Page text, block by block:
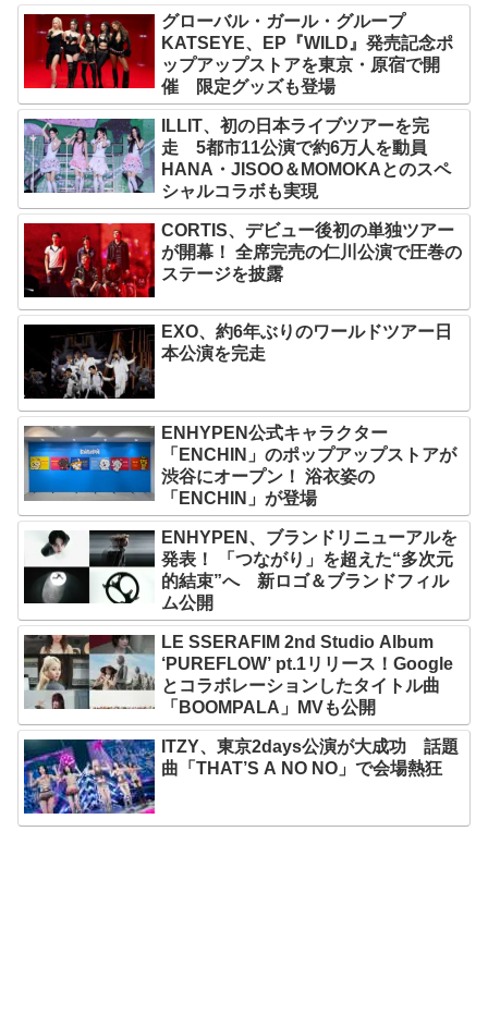
グローバル・ガール・グループ
KATSEYE、EP『WILD』発売記念ポ
ップアップストアを東京・原宿で開
催 限定グッズも登場
ILLIT、初の日本ライブツアーを完
走 5都市11公演で約6万人を動員
HANA・JISOO＆MOMOKAとのスペ
シャルコラボも実現
CORTIS、デビュー後初の単独ツアー
が開幕！ 全席完売の仁川公演で圧巻の
ステージを披露
EXO、約6年ぶりのワールドツアー日
本公演を完走
ENHYPEN公式キャラクター
「ENCHIN」のポップアップストアが
渋谷にオープン！ 浴衣姿の
「ENCHIN」が登場
ENHYPEN、ブランドリニューアルを
発表！ 「つながり」を超えた“多次元
的結束”へ 新ロゴ＆ブランドフィル
ム公開
LE SSERAFIM 2nd Studio Album
‘PUREFLOW’ pt.1リリース！Google
とコラボレーションしたタイトル曲
「BOOMPALA」MVも公開
ITZY、東京2days公演が大成功 話題
曲「THAT’S A NO NO」で会場熱狂